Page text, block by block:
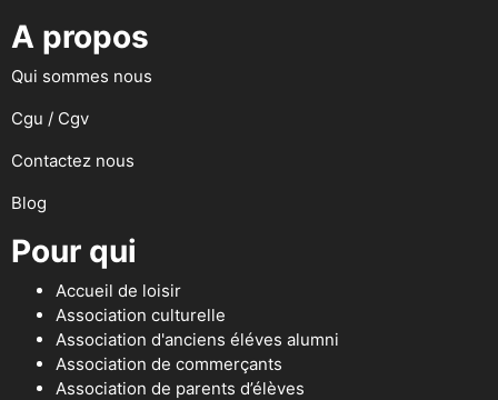
A propos
Qui sommes nous
Cgu / Cgv
Contactez nous
Blog
Pour qui
Accueil de loisir
Association culturelle
Association d'anciens éléves alumni
Association de commerçants
Association de parents d’élèves